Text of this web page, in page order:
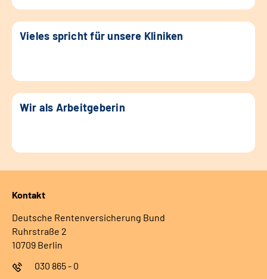
Vieles spricht für unsere Kliniken
Wir als Arbeitgeberin
Kontakt
Deutsche Rentenversicherung Bund
Ruhrstraße 2
10709 Berlin
030 865 - 0